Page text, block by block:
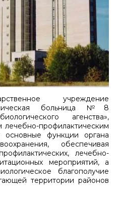
учреждение
больница №8
агенства»,
лечебно-профилактическим
основные функции органа
обеспечивая
лечебно-
мероприятий, а
благополучие
территории районов